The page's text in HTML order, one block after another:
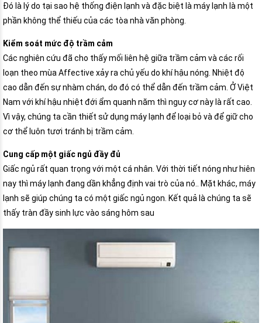
Đó là lý do tại sao hệ thống điện lạnh và đặc biệt là máy lạnh là một
phần không thể thiếu của các tòa nhà văn phòng.
Kiểm soát mức độ trầm cảm
Các nghiên cứu đã cho thấy mối liên hệ giữa trầm cảm và các rối
loạn theo mùa Affective xảy ra chủ yếu do khí hậu nóng. Nhiệt độ
cao dẫn đến sự nhàm chán, do đó có thể dẫn đến trầm cảm. Ở Việt
Nam với khí hậu nhiệt đới ẩm quanh năm thì nguy cơ này là rất cao.
Vì vậy, chúng ta cần thiết sử dụng máy lạnh để loại bỏ và để giữ cho
cơ thể luôn tươi tránh bị trầm cảm.
Cung cấp một giấc ngủ đầy đủ
Giấc ngủ rất quan trọng với một cá nhân. Với thời tiết nóng như hiên
nay thì máy lạnh đang dần khẳng định vai trò của nó.. Mặt khác, máy
lạnh sẽ giúp chúng ta có một giấc ngủ ngon. Kết quả là chúng ta sẽ
thấy tràn đầy sinh lực vào sáng hôm sau